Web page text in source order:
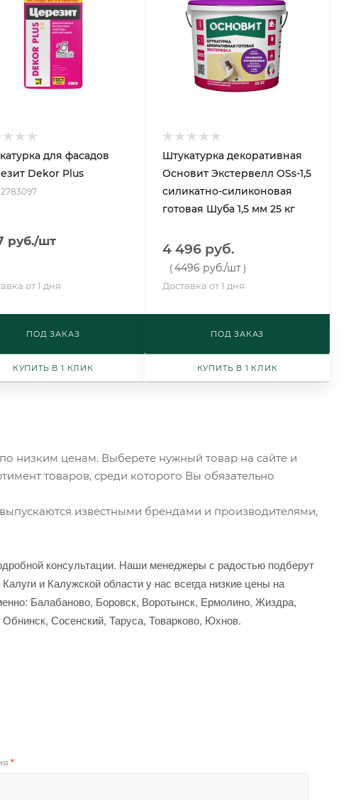
для фасадов
Dekor Plus
руб./шт
от 1 дня
ПОД ЗАКАЗ
КУПИТЬ В 1 КЛИК
Штукатурка декоративная
Основит Экстервелл OSs-1,5
силикатно-силиконовая
готовая Шуба 1,5 мм 25 кг
4 496 руб.
(4496 руб./шт )
Доставка от 1 дня
ПОД ЗАКАЗ
КУПИТЬ В 1 КЛИК
низким ценам. Выберете нужный товар на сайте и
товаров, среди которого Вы обязательно
известными брендами и производителями,
консультации. Наши менеджеры с радостью подберут
и Калужской области у нас всегда низкие цены на
Балабаново, Боровск, Воротынск, Ермолино, Жиздра,
Сосенский, Таруса, Товарково, Юхнов.
*